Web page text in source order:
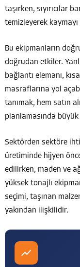
taşırken, sıyırıcılar
temizleyerek kaymayı
Bu ekipmanların
doğrudan etkiler.
bağlantı elemanı,
masraflarına yol
tanımak, hem satın
planlamasında
Sektörden sektöre
üretiminde hijyen
edilirken, maden ve
yüksek tonajlı
seçimi, taşınan
yakından ilişkilidir.